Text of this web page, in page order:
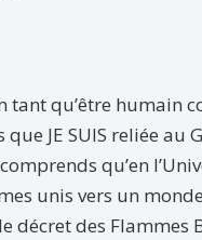
tant qu’être humain
que JE SUIS reliée au
comprends qu’en
unis vers un
décret des Flammes